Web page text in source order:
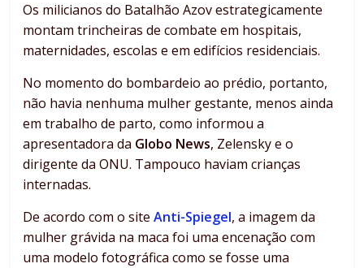
Os milicianos do Batalhão Azov estrategicamente
montam trincheiras de combate em hospitais,
maternidades, escolas e em edifícios residenciais.
No momento do bombardeio ao prédio, portanto,
não havia nenhuma mulher gestante, menos ainda
em trabalho de parto, como informou a
apresentadora da Globo News, Zelensky e o
dirigente da ONU. Tampouco haviam crianças
internadas.
De acordo com o siteAnti-Spiegel, a imagem da
mulher grávida na maca foi uma encenação com
uma modelo fotográfica como se fosse uma